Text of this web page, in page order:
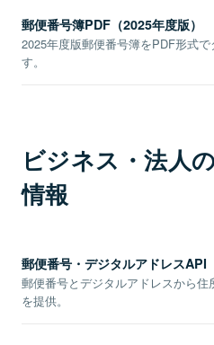
郵便番号簿PDF（2025年度版）
2025年度版郵便番号簿をPDF形式
す。
ビジネス・法人
情報
郵便番号・デジタルアドレスAPI
郵便番号とデジタルアドレスから
を提供。